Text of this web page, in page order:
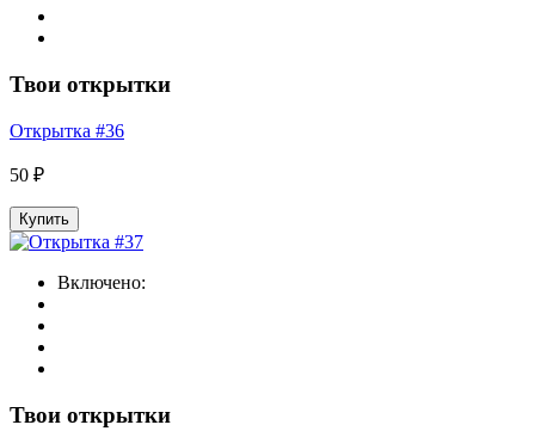
Твои открытки
Открытка #36
50 ₽
Купить
Включено:
Твои открытки